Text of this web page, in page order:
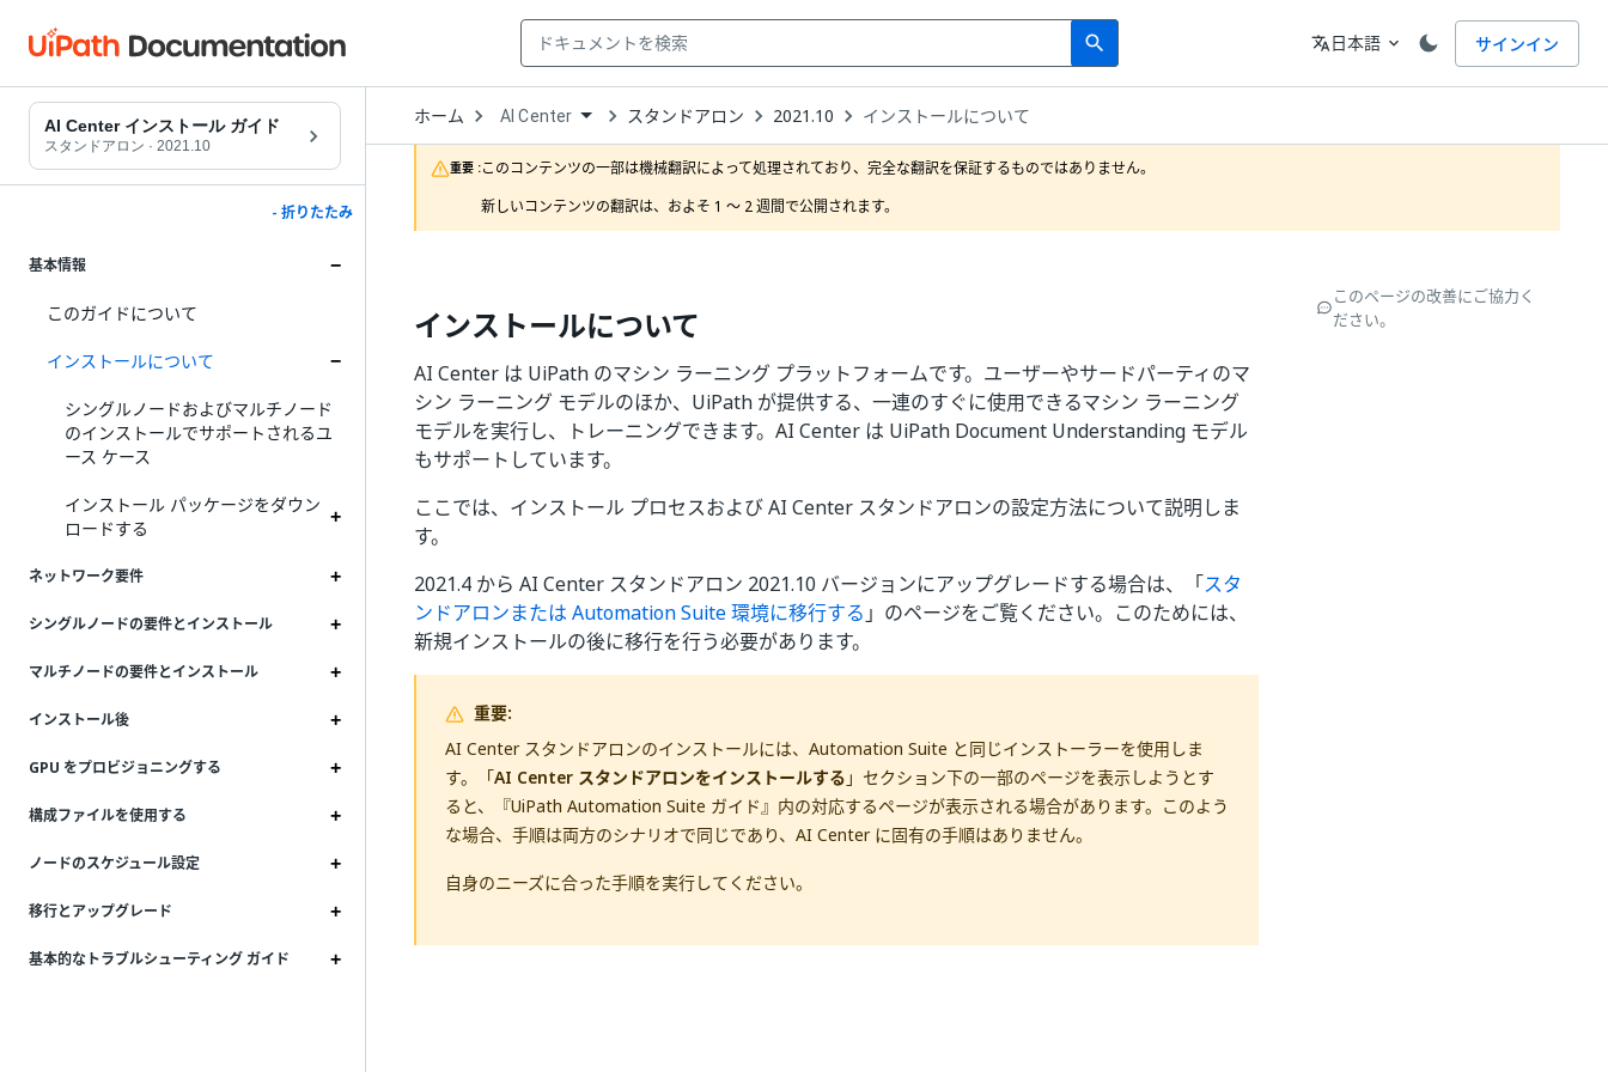
search
Search 言語
translate日本語 expand_more サインイン
AI Center インストール ガイド
スタンドアロン · 2021.10
- 折りたたみ
基本情報
このガイドについて
インストールについて
シングルノードおよびマルチノード
のインストールでサポートされるユ
ース ケース
インストール パッケージをダウン
ロードする
ネットワーク要件
シングルノードの要件とインストール
マルチノードの要件とインストール
インストール後
GPU をプロビジョニングする
構成ファイルを使用する
ノードのスケジュール設定
移行とアップグレード
基本的なトラブルシューティング ガイド
ホーム Open
Dropdown
to
choose
product
AI Center スタンドアロン 2021.10 インストールについて
重要 :このコンテンツの一部は機械翻訳によって処理されており、完全な翻訳を保証するものではありません。
新しいコンテンツの翻訳は、およそ 1 ～ 2 週間で公開されます。
インストールについて
AI Center は UiPath のマシン ラーニング プラットフォームです。ユーザーやサードパーティのマ
シン ラーニング モデルのほか、UiPath が提供する、一連のすぐに使用できるマシン ラーニング
モデルを実行し、トレーニングできます。AI Center は UiPath Document Understanding モデル
もサポートしています。
ここでは、インストール プロセスおよび AI Center スタンドアロンの設定方法について説明しま
す。
2021.4 から AI Center スタンドアロン 2021.10 バージョンにアップグレードする場合は、「スタ
ンドアロンまたは Automation Suite 環境に移行する 」のページをご覧ください。このためには、
新規インストールの後に移行を行う必要があります。
重要:
AI Center スタンドアロンのインストールには、Automation Suite と同じインストーラーを使用しま
す。「AI Center スタンドアロンをインストールする」セクション下の一部のページを表示しようとす
ると、『UiPath Automation Suite ガイド』内の対応するページが表示される場合があります。このよう
な場合、手順は両方のシナリオで同じであり、AI Center に固有の手順はありません。
自身のニーズに合った手順を実行してください。
このページの改善にご協力く
ださい。